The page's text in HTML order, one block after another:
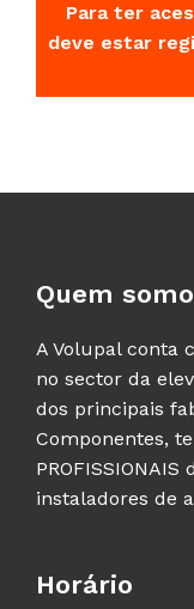
Para ter
deve estar
Quem
A Volupal conta
no sector da
dos principais
Componentes,
instaladores de
Horário